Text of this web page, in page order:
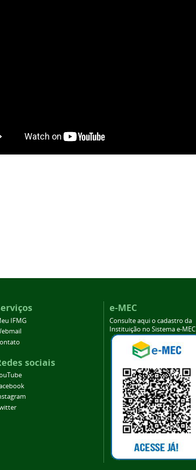
IFMG
sociais
e-MEC
Consulte aqui o cadastro da
Instituição no Sistema e-MEC